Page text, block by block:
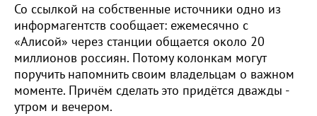
Со ссылкой на собственные источники одно из
информагентств сообщает: ежемесячно с
«Алисой» через станции общается около 20
миллионов россиян. Потому колонкам могут
поручить напомнить своим владельцам о важном
моменте. Причём сделать это придётся дважды -
утром и вечером.